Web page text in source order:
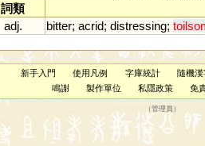
詞類
adj. bitter; acrid; distressing;
新手入門 使用凡例 字庫統計 隨機漢
鳴謝
製作單位 私隱政策 免
（管理員 ）